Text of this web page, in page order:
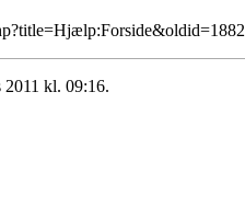
2011 kl. 09:16.